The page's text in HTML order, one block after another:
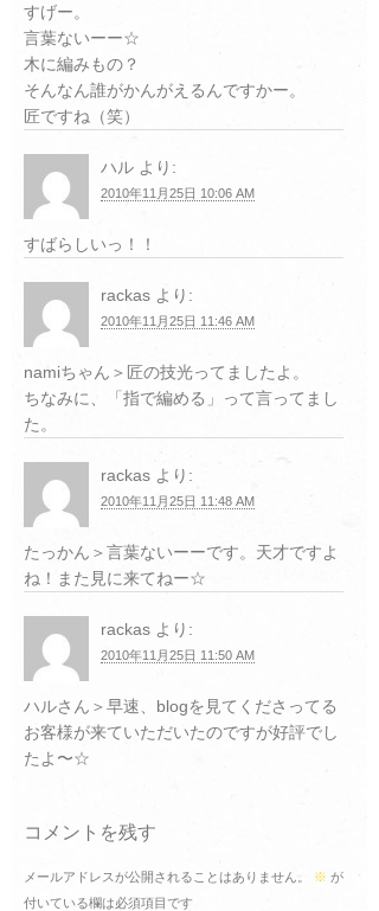
すげー。
言葉ないーー☆
木に編みもの？
そんなん誰がかんがえるんですかー。
匠ですね（笑）
ハル より:
2010年11月25日 10:06 AM
すばらしいっ！！
rackas より:
2010年11月25日 11:46 AM
namiちゃん＞匠の技光ってましたよ。
ちなみに、「指で編める」って言ってまし
た。
rackas より:
2010年11月25日 11:48 AM
たっかん＞言葉ないーーです。天才ですよ
ね！また見に来てねー☆
rackas より:
2010年11月25日 11:50 AM
ハルさん＞早速、blogを見てくださってる
お客様が来ていただいたのですが好評でし
たよ〜☆
コメントを残す
メールアドレスが公開されることはありません。 ※ が
付いている欄は必須項目です